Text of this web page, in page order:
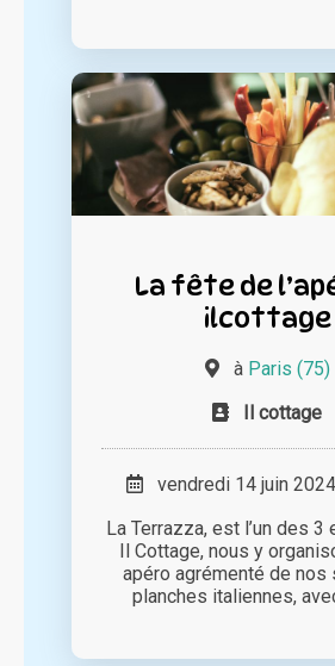
La fête de
ilcottage
à Paris (75)
Il cottage
vendredi 14 juin
La Terrazza, est l’un des 3
Il Cottage, nous y
apéro agrémenté de nos
planches italiennes,